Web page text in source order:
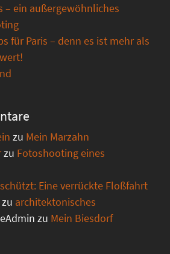
– ein außergewöhnliches
für Paris – denn es ist mehr als
zu Mein Marzahn
zu Fotoshooting eines
Eine verrückte Floßfahrt
zu architektonisches
zu Mein Biesdorf